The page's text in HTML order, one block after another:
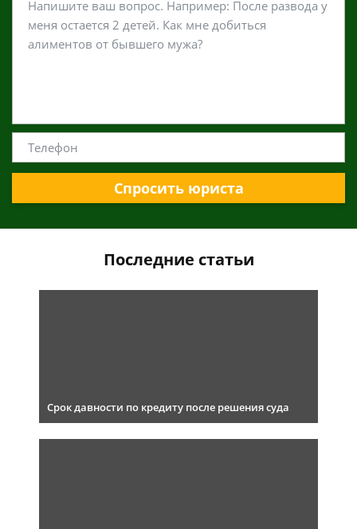
Спросить юриста
Последние статьи
Срок давности по кредиту после решения суда